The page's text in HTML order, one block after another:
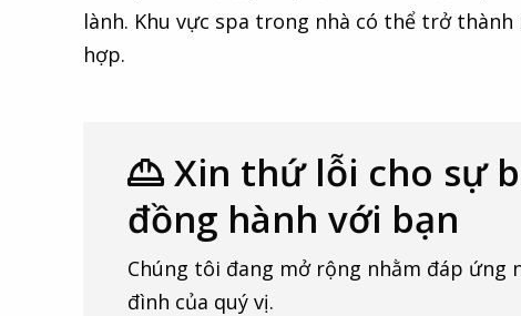
lành. Khu vực spa trong nhà có thể trở
hợp.
Xin thứ lỗi cho sự
đồng hành với bạn
Chúng tôi đang mở rộng nhằm đáp ứng
đình của quý vị.